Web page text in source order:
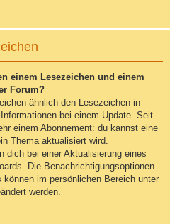
einem Lesezeichen und einem
Forum?
ähnlich den Lesezeichen in
bei einem Update. Seit
einem Abonnement: du kannst eine
Thema aktualisiert wird.
dich bei einer Aktualisierung eines
Die Benachrichtigungsoptionen
im persönlichen Bereich unter
werden.